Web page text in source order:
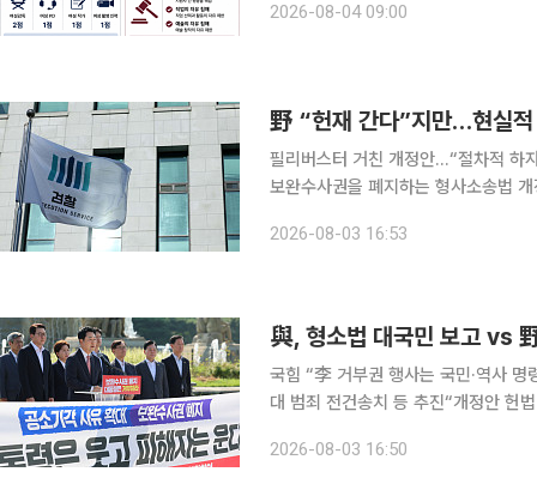
작지원 사업의 심사 기준이 다른 지
2026-08-04 09:00
필리버스터 거친 개정안…“절차적 하자
보완수사권을 폐지하는 형사소송법
한계가 뚜렷한 만큼, 법조계에서는
2026-08-03 16:53
국힘 “李 거부권 행사는 국민·역사
대 범죄 전건송치 등 추진“개정안 헌법 위배 아냐…국
월 임시국회 마지막 날 국회 문턱을
2026-08-03 16:50